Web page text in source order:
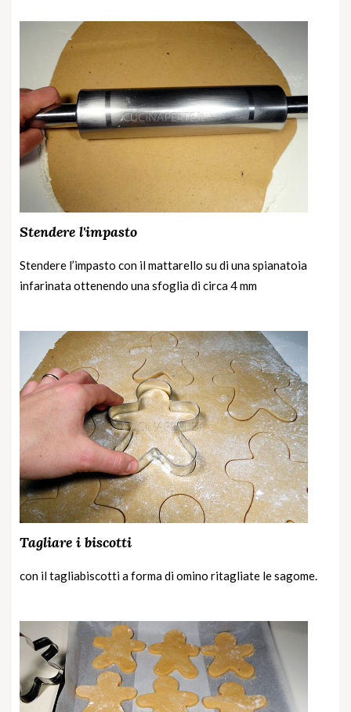
Stendere l'impasto
Stendere l’impasto con il mattarello su di una spianatoia
infarinata ottenendo una sfoglia di circa 4 mm
Tagliare i biscotti
con il tagliabiscotti a forma di omino ritagliate le sagome.